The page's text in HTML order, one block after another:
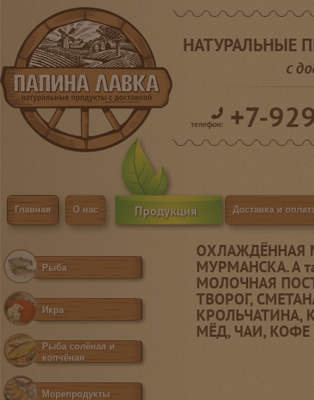
Главная О нас Продукция Доставка и
НАТУРАЛЬНЫЕ
с
телефон: +7-
ОХЛАЖДЁННАЯ
МУРМАНСКА. А
МОЛОЧНАЯ
ТВОРОГ,
КРОЛЬЧАТИНА,
МЁД, ЧАИ,
Рыба
Икра
Рыба солёная и
копчёная
Морепродукты